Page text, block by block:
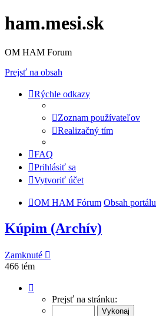
ham.mesi.sk
OM HAM Forum
Prejsť na obsah
Rýchle odkazy
Zoznam používateľov
Realizačný tím
FAQ
Prihlásiť sa
Vytvoriť účet
OM HAM Fórum Obsah portálu
Kúpim (Archív)
Zamknuté
466 tém
Prejsť na stránku: